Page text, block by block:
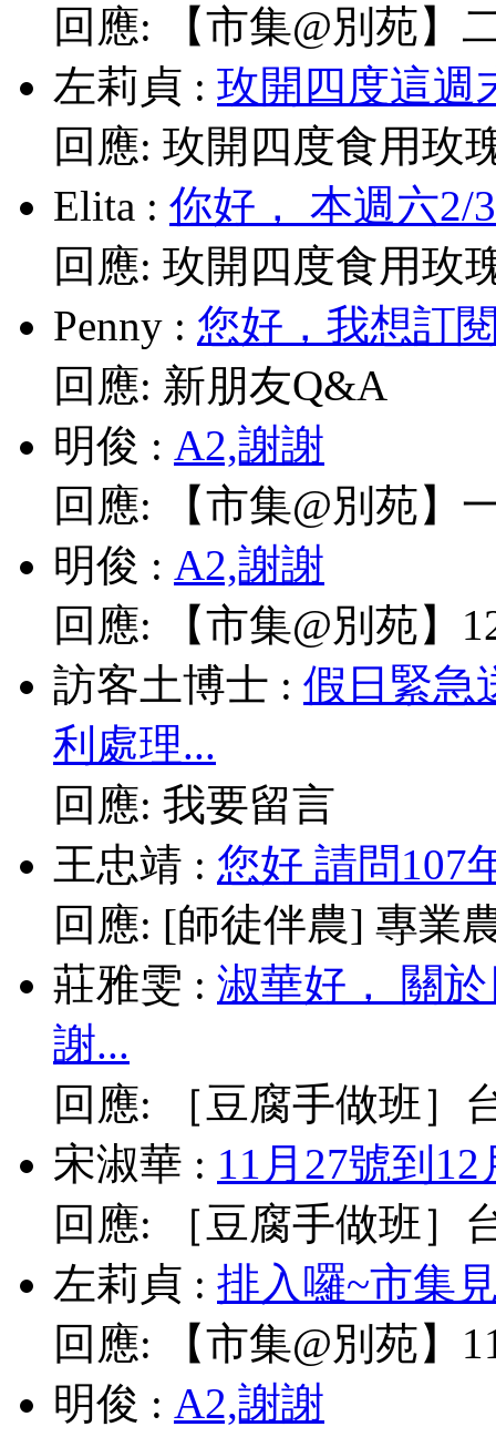
回應:
【市集@別苑】
左莉貞 : 玫開四度這週
回應: 玫開四度食用玫
Elita : 你好， 本週六2/
回應: 玫開四度食用玫
Penny : 您好，我想訂
回應: 新朋友Q&A
明俊 : A2,謝謝
回應:
【市集@別苑】
明俊 : A2,謝謝
回應:
【市集@別苑】
訪客土博士 : 假日緊急
利處理...
回應: 我要留言
王忠靖 : 您好 請問107
回應: [師徒伴農] 專業
莊雅雯 : 淑華好， 關
謝...
回應:
［豆腐手做班］
宋淑華 : 11月27號到
回應:
［豆腐手做班］
左莉貞 : 排入囉~市集
回應:
【市集@別苑】
明俊 : A2,謝謝